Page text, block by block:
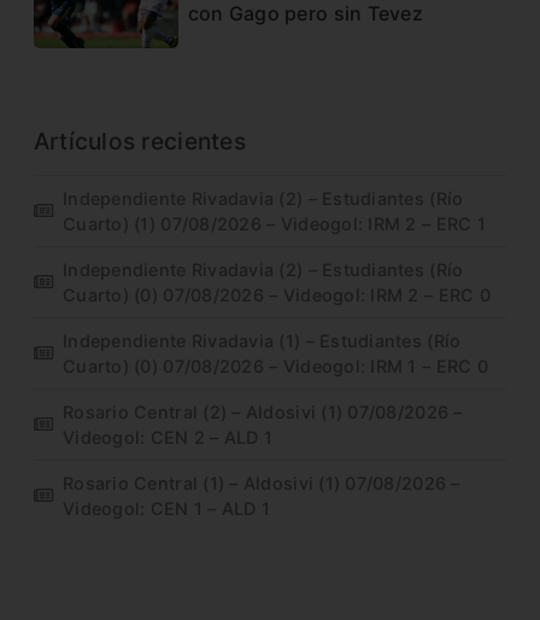
con Gago pero sin Tevez
Artículos recientes
Independiente Rivadavia (2) – Estudiantes (Río
Cuarto) (1) 07/08/2026 – Videogol: IRM 2 – ERC 1
Independiente Rivadavia (2) – Estudiantes (Río
Cuarto) (0) 07/08/2026 – Videogol: IRM 2 – ERC 0
Independiente Rivadavia (1) – Estudiantes (Río
Cuarto) (0) 07/08/2026 – Videogol: IRM 1 – ERC 0
Rosario Central (2) – Aldosivi (1) 07/08/2026 –
Videogol: CEN 2 – ALD 1
Rosario Central (1) – Aldosivi (1) 07/08/2026 –
Videogol: CEN 1 – ALD 1